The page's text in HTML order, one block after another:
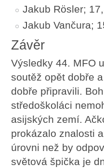
Jakub Rösler;
Jakub Vančura;
Závěr
Výsledky 44. MFO
soutěž opět dobře
dobře připravili.
středoškoláci
asijských zemí.
prokázalo znalosti
úrovni než by
světová špička je